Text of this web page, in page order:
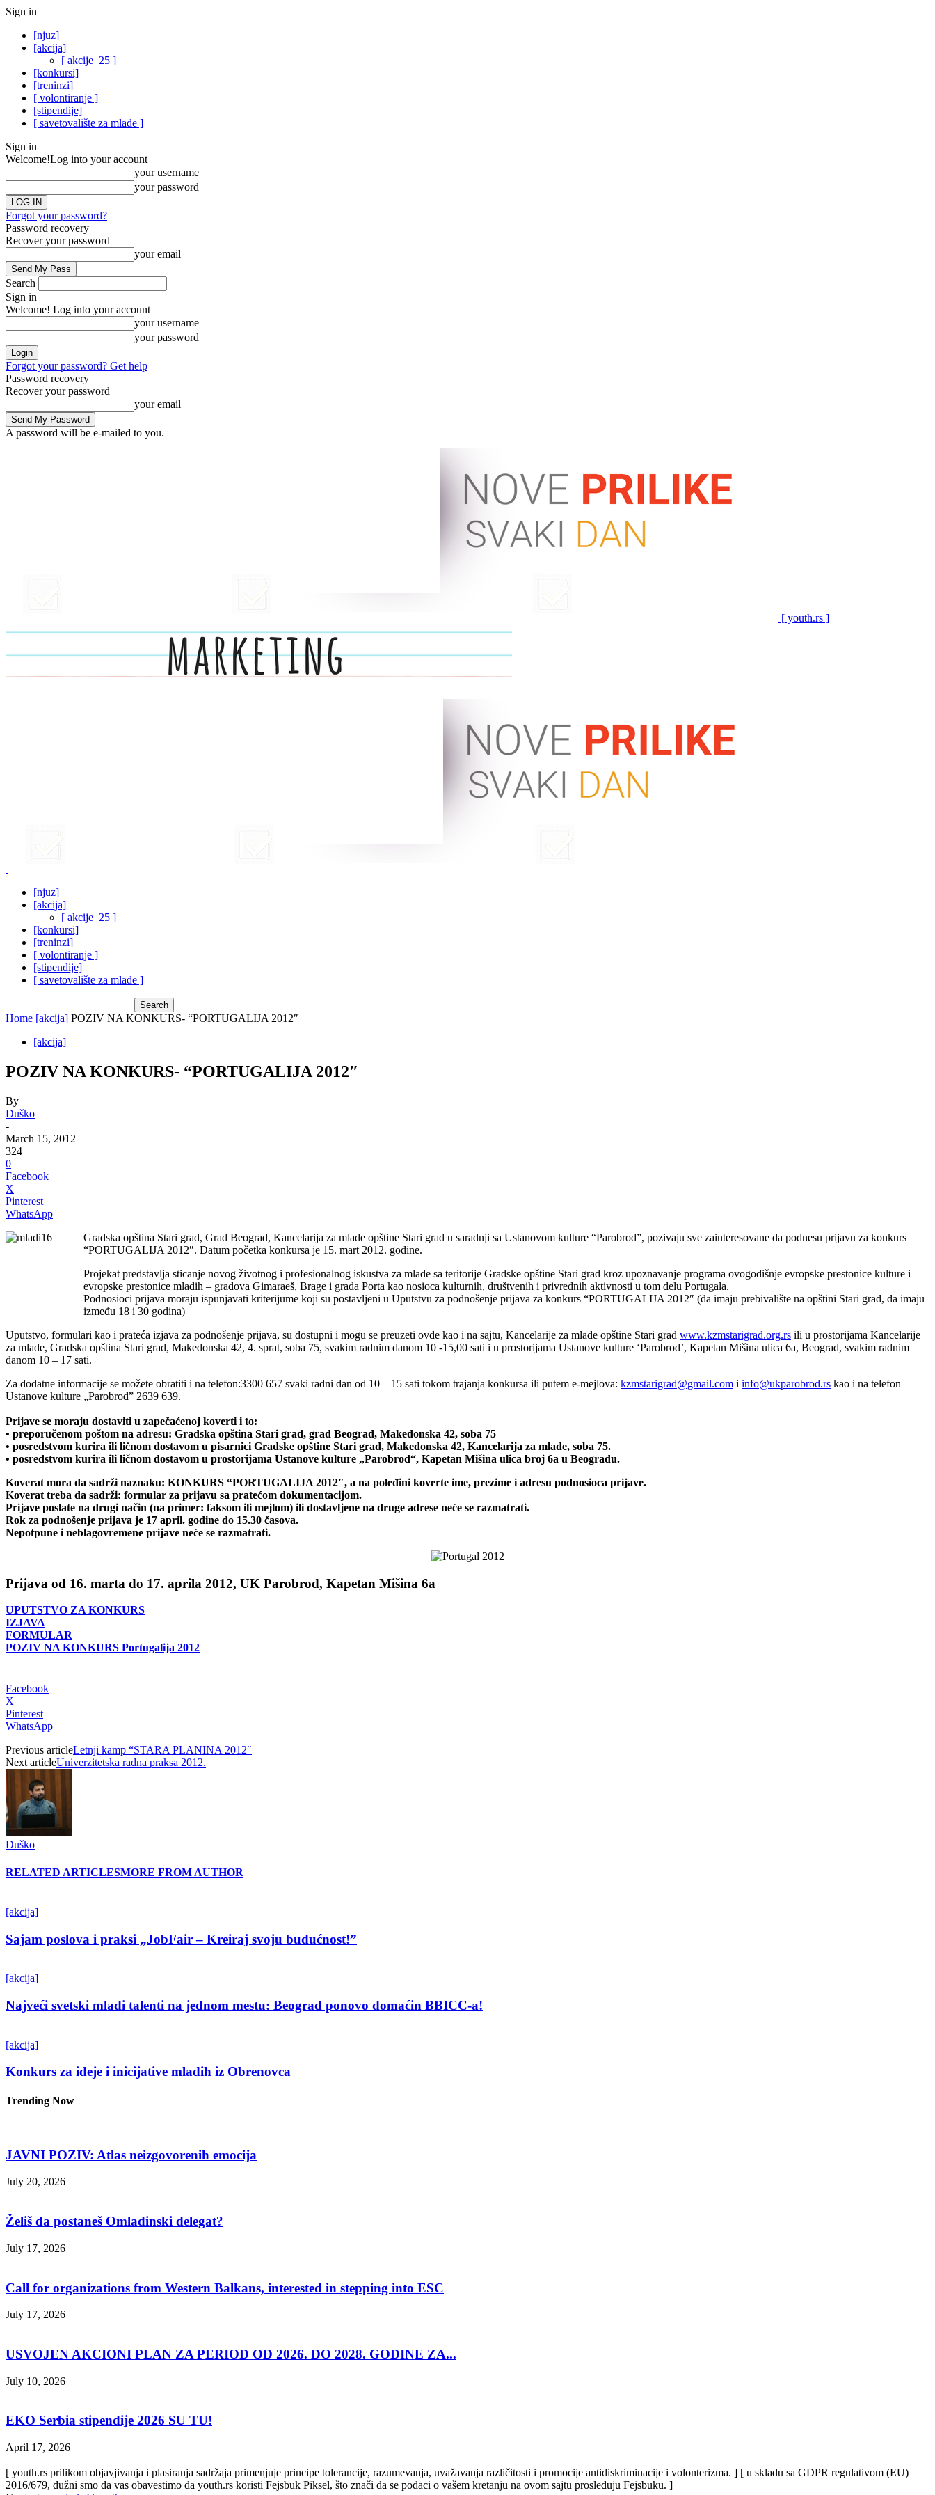
Sign in
[njuz]
[akcija]
[ akcije_25 ]
[konkursi]
[treninzi]
[ volontiranje ]
[stipendije]
[ savetovalište za mlade ]
Sign in
Welcome!Log into your account
your username
your password
Forgot your password?
Password recovery
Recover your password
your email
Search
Sign in
Welcome! Log into your account
your username
your password
Forgot your password? Get help
Password recovery
Recover your password
your email
A password will be e-mailed to you.
[ youth.rs ]
[njuz]
[akcija]
[ akcije_25 ]
[konkursi]
[treninzi]
[ volontiranje ]
[stipendije]
[ savetovalište za mlade ]
Home [akcija] POZIV NA KONKURS- “PORTUGALIJA 2012″
[akcija]
POZIV NA KONKURS- “PORTUGALIJA 2012″
By
Duško
-
March 15, 2012
324
0
Facebook
X
Pinterest
WhatsApp
Gradska opština Stari grad, Grad Beograd, Kancelarija za mlade opštine Stari grad u saradnji sa Ustanovom kulture “Parobrod”, pozivaju sve zainteresovane da podnesu prijavu za konkurs
“PORTUGALIJA 2012″. Datum početka konkursa je 15. mart 2012. godine.
Projekat predstavlja sticanje novog životnog i profesionalnog iskustva za mlade sa teritorije Gradske opštine Stari grad kroz upoznavanje programa ovogodišnje evropske prestonice kulture i
evropske prestonice mladih – gradova Gimaraeš, Brage i grada Porta kao nosioca kulturnih, društvenih i privrednih aktivnosti u tom delu Portugala.
Podnosioci prijava moraju ispunjavati kriterijume koji su postavljeni u Uputstvu za podnošenje prijava za konkurs “PORTUGALIJA 2012″ (da imaju prebivalište na opštini Stari grad, da imaju
između 18 i 30 godina)
Uputstvo, formulari kao i prateća izjava za podnošenje prijava, su dostupni i mogu se preuzeti ovde kao i na sajtu, Kancelarije za mlade opštine Stari grad www.kzmstarigrad.org.rs ili u prostorijama Kancelarije
za mlade, Gradska opština Stari grad, Makedonska 42, 4. sprat, soba 75, svakim radnim danom 10 -15,00 sati i u prostorijama Ustanove kulture ‘Parobrod’, Kapetan Mišina ulica 6a, Beograd, svakim radnim
danom 10 – 17 sati.
Za dodatne informacije se možete obratiti i na telefon:3300 657 svaki radni dan od 10 – 15 sati tokom trajanja konkursa ili putem e-mejlova: kzmstarigrad@gmail.com i info@ukparobrod.rs kao i na telefon
Ustanove kulture „Parobrod” 2639 639.
Prijave se moraju dostaviti u zapečaćenoj koverti i to:
• preporučenom poštom na adresu: Gradska opština Stari grad, grad Beograd, Makedonska 42, soba 75
• posredstvom kurira ili ličnom dostavom u pisarnici Gradske opštine Stari grad, Makedonska 42, Kancelarija za mlade, soba 75.
• posredstvom kurira ili ličnom dostavom u prostorijama Ustanove kulture „Parobrod“, Kapetan Mišina ulica broj 6a u Beogradu.
Koverat mora da sadrži naznaku: KONKURS “PORTUGALIJA 2012″, a na poleđini koverte ime, prezime i adresu podnosioca prijave.
Koverat treba da sadrži: formular za prijavu sa pratećom dokumentacijom.
Prijave poslate na drugi način (na primer: faksom ili mejlom) ili dostavljene na druge adrese neće se razmatrati.
Rok za podnošenje prijava je 17 april. godine do 15.30 časova.
Nepotpune i neblagovremene prijave neće se razmatrati.
Prijava od 16. marta do 17. aprila 2012, UK Parobrod, Kapetan Mišina 6a
UPUTSTVO ZA KONKURS
IZJAVA
FORMULAR
POZIV NA KONKURS Portugalija 2012
Facebook
X
Pinterest
WhatsApp
Previous articleLetnji kamp “STARA PLANINA 2012″
Next articleUniverzitetska radna praksa 2012.
Duško
RELATED ARTICLESMORE FROM AUTHOR
[akcija]
Sajam poslova i praksi „JobFair – Kreiraj svoju budućnost!”
[akcija]
Najveći svetski mladi talenti na jednom mestu: Beograd ponovo domaćin BBICC-a!
[akcija]
Konkurs za ideje i inicijative mladih iz Obrenovca
Trending Now
JAVNI POZIV: Atlas neizgovorenih emocija
July 20, 2026
Želiš da postaneš Omladinski delegat?
July 17, 2026
Call for organizations from Western Balkans, interested in stepping into ESC
July 17, 2026
USVOJEN AKCIONI PLAN ZA PERIOD OD 2026. DO 2028. GODINE ZA...
July 10, 2026
EKO Serbia stipendije 2026 SU TU!
April 17, 2026
[ youth.rs prilikom objavjivanja i plasiranja sadržaja primenjuje principe tolerancije, razumevanja, uvažavanja različitosti i promocije antidiskriminacije i volonterizma. ] [ u skladu sa GDPR regulativom (EU)
2016/679, dužni smo da vas obavestimo da youth.rs koristi Fejsbuk Piksel, što znači da se podaci o vašem kretanju na ovom sajtu prosleđuju Fejsbuku. ]